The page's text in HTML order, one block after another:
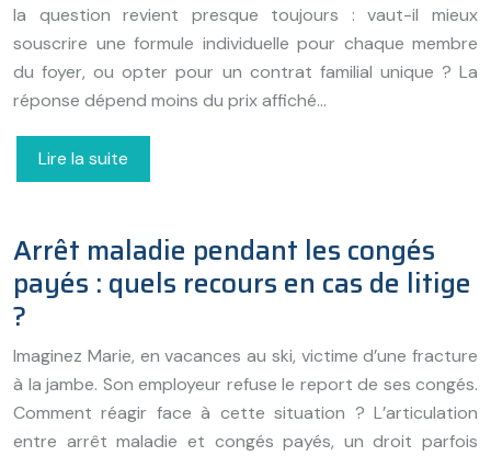
la question revient presque toujours : vaut-il mieux
souscrire une formule individuelle pour chaque membre
du foyer, ou opter pour un contrat familial unique ? La
réponse dépend moins du prix affiché…
Lire la suite
Arrêt maladie pendant les congés
payés : quels recours en cas de litige
?
Imaginez Marie, en vacances au ski, victime d’une fracture
à la jambe. Son employeur refuse le report de ses congés.
Comment réagir face à cette situation ? L’articulation
entre arrêt maladie et congés payés, un droit parfois